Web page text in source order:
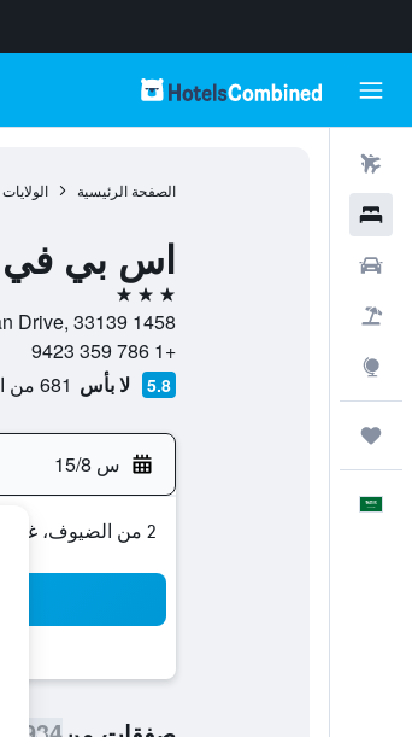
الصفحة الرئيسية
اس بي في
3 نجوم
1458 Ocean Drive, 33139, ميامي بيتش, فلوريدا, الولايات المتحدة الأميريكية
+1 786 359 9423
5.8 لا بأس 681 من التقييمات تم التحقق منها
س 15/8
2 من الضيوف، غرفة واحدة